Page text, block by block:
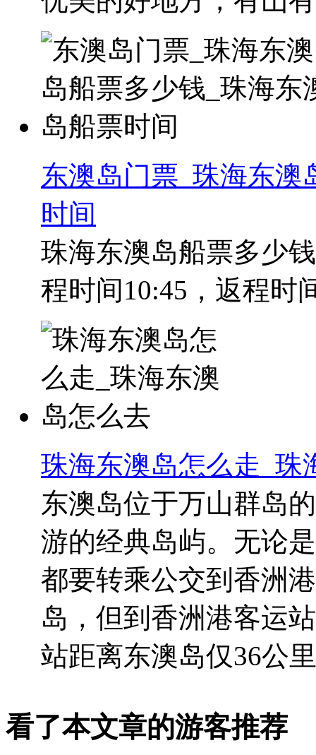
东澳岛门票_珠海东澳
时间
珠海东澳岛船票多少
程时间10:45，返程时
珠海东澳岛怎么走_珠
东澳岛位于万山群岛
游的经典岛屿。无论
都要转乘公交到香洲
岛，但到香洲港客运
站距离东澳岛仅36公
看了本文章的游客推荐